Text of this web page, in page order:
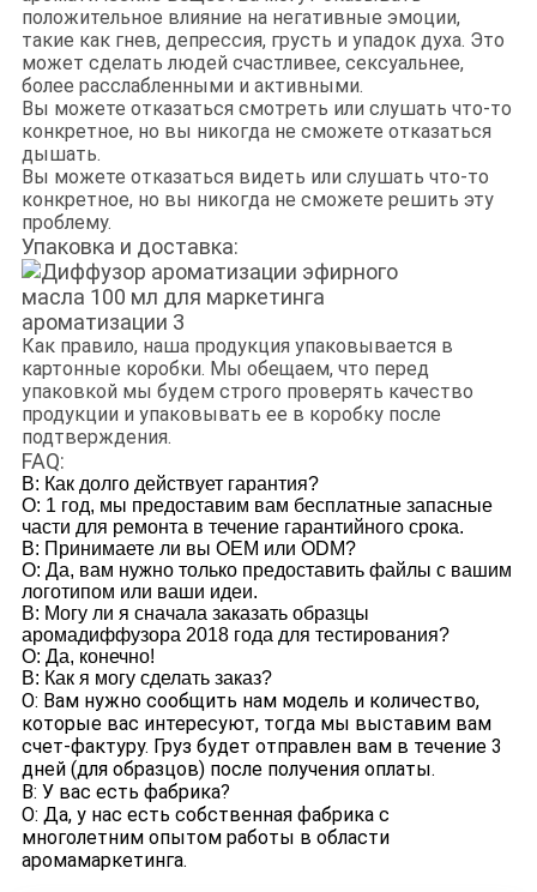
положительное влияние на негативные эмоции,
такие как гнев, депрессия, грусть и упадок духа. Это
может сделать людей счастливее, сексуальнее,
более расслабленными и активными.
Вы можете отказаться смотреть или слушать что-то
конкретное, но вы никогда не сможете отказаться
дышать.
Вы можете отказаться видеть или слушать что-то
конкретное, но вы никогда не сможете решить эту
проблему.
Упаковка и доставка:
Как правило, наша продукция упаковывается в
картонные коробки. Мы обещаем, что перед
упаковкой мы будем строго проверять качество
продукции и упаковывать ее в коробку после
подтверждения.
FAQ:
В: Как долго действует гарантия?
О: 1 год, мы предоставим вам бесплатные запасные
части для ремонта в течение гарантийного срока.
В: Принимаете ли вы OEM или ODM?
О: Да, вам нужно только предоставить файлы с вашим
логотипом или ваши идеи.
В: Могу ли я сначала заказать образцы
аромадиффузора 2018 года для тестирования?
О: Да, конечно!
В: Как я могу сделать заказ?
О: Вам нужно сообщить нам модель и количество,
которые вас интересуют, тогда мы выставим вам
счет-фактуру. Груз будет отправлен вам в течение 3
дней (для образцов) после получения оплаты.
В: У вас есть фабрика?
О: Да, у нас есть собственная фабрика с
многолетним опытом работы в области
аромамаркетинга.